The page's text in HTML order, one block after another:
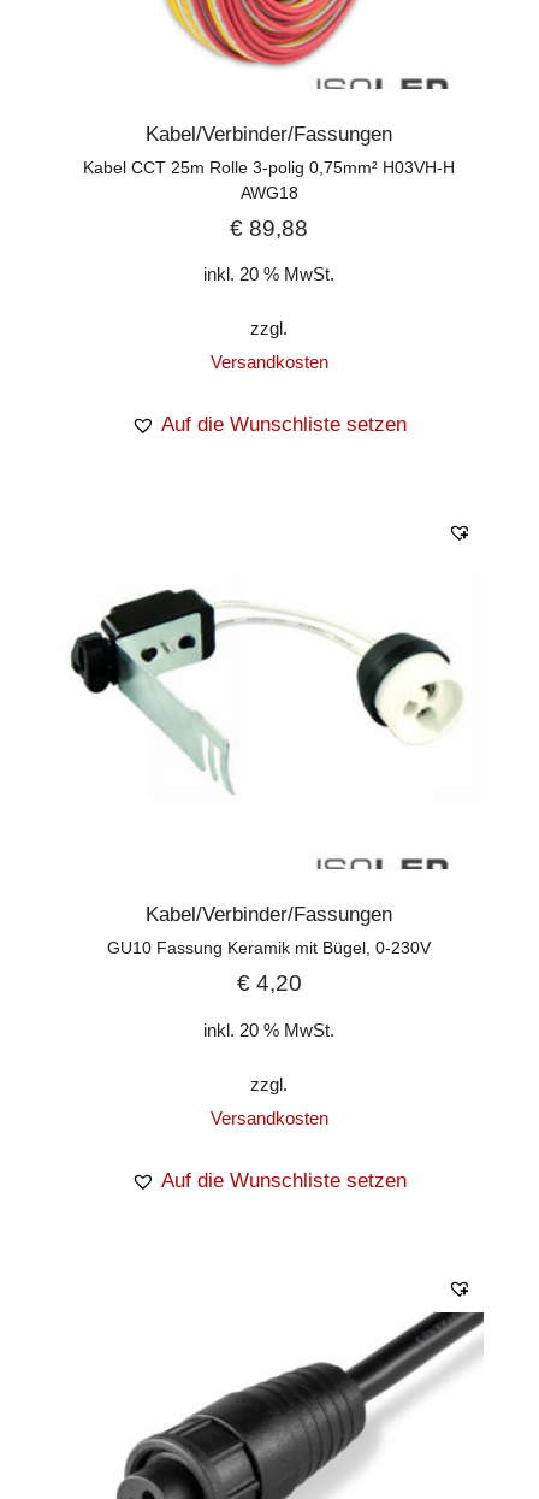
Kabel/Verbinder/Fassungen
Kabel CCT 25m Rolle 3-polig 0,75mm² H03VH-H
AWG18
€ 89,88
inkl. 20 % MwSt.
zzgl.
Versandkosten
Auf die Wunschliste setzen
Kabel/Verbinder/Fassungen
GU10 Fassung Keramik mit Bügel, 0-230V
€4,20
inkl. 20 % MwSt.
zzgl.
Versandkosten
Auf die Wunschliste setzen